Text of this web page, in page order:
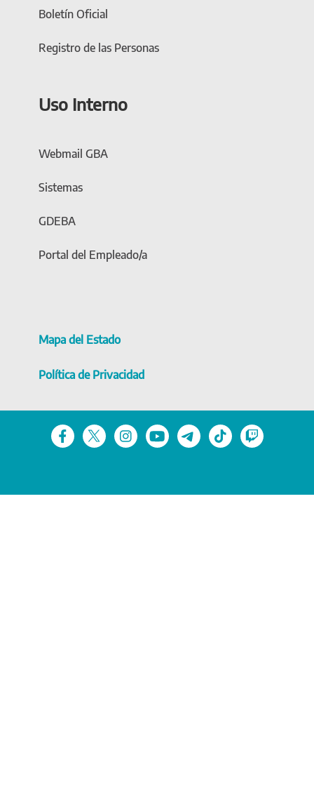
Boletín Oficial
Registro de las Personas
Uso Interno
Webmail GBA
Sistemas
GDEBA
Portal del Empleado/a
Mapa del Estado
Política de Privacidad